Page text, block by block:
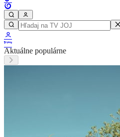
Aktuálne populárne